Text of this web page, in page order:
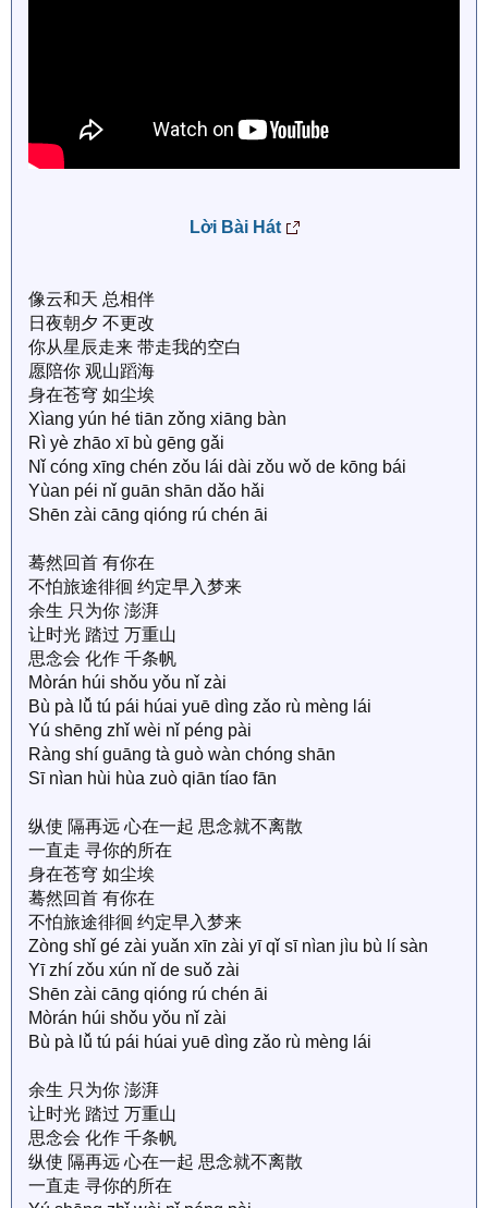
Lời Bài Hát
像云和天 总相伴
日夜朝夕 不更改
你从星辰走来 带走我的空白
愿陪你 观山蹈海
身在苍穹 如尘埃
Xìang yún hé tiān zǒng xiāng bàn
Rì yè zhāo xī bù gēng gǎi
Nǐ cóng xīng chén zǒu lái dài zǒu wǒ de kōng bái
Yùan péi nǐ guān shān dǎo hǎi
Shēn zài cāng qióng rú chén āi
蓦然回首 有你在
不怕旅途徘徊 约定早入梦来
余生 只为你 澎湃
让时光 踏过 万重山
思念会 化作 千条帆
Mòrán húi shǒu yǒu nǐ zài
Bù pà lǚ tú pái húai yuē dìng zǎo rù mèng lái
Yú shēng zhǐ wèi nǐ péng pài
Ràng shí guāng tà guò wàn chóng shān
Sī nìan hùi hùa zuò qiān tíao fān
纵使 隔再远 心在一起 思念就不离散
一直走 寻你的所在
身在苍穹 如尘埃
蓦然回首 有你在
不怕旅途徘徊 约定早入梦来
Zòng shǐ gé zài yuǎn xīn zài yī qǐ sī nìan jìu bù lí sàn
Yī zhí zǒu xún nǐ de suǒ zài
Shēn zài cāng qióng rú chén āi
Mòrán húi shǒu yǒu nǐ zài
Bù pà lǚ tú pái húai yuē dìng zǎo rù mèng lái
余生 只为你 澎湃
让时光 踏过 万重山
思念会 化作 千条帆
纵使 隔再远 心在一起 思念就不离散
一直走 寻你的所在